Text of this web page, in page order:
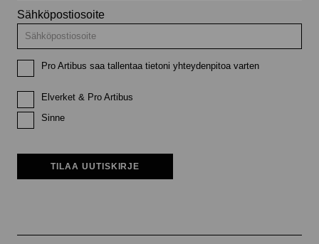
Sähköpostiosoite
Pro Artibus saa tallentaa tietoni yhteydenpitoa varten
Elverket & Pro Artibus
Sinne
TILAA UUTISKIRJE